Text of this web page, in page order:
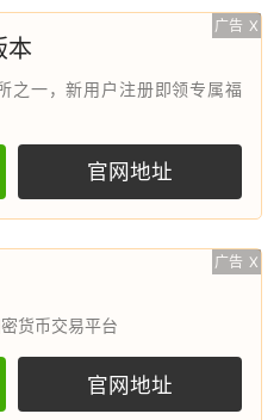
广告 X
本
之一，新用户注册即领专属福
官网地址
广告 X
货币交易平台
官网地址